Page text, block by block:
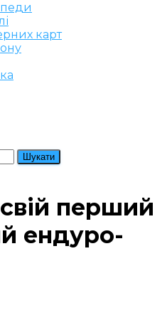
карт
перший
ендуро-